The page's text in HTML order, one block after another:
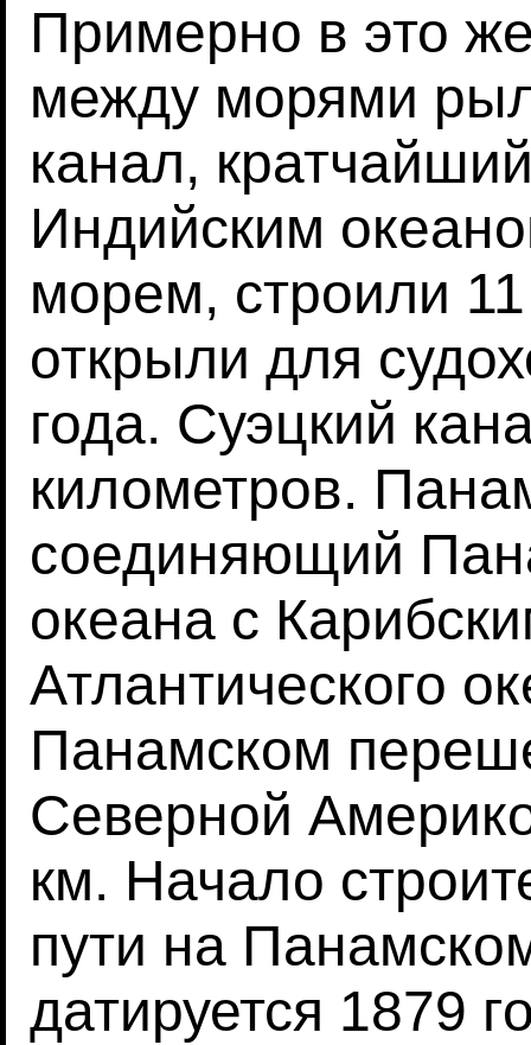
Примерно в это
между морями
канал,
Индийским
морем, строили
открыли для
года. Суэцкий
километров.
соединяющий
океана с
Атлантического
Панамском
Северной
км. Начало
пути на
датируется 1879